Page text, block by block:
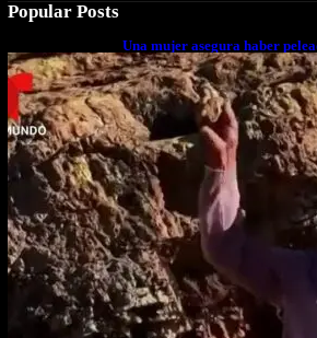
Popular Posts
Una mujer asegura haber
cuerpo a cuerpo